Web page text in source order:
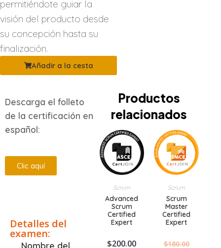
permitiéndote guiar la
visión del producto desde
su concepción hasta su
finalización.
Añadir a la cesta
Descarga el folleto
de la certificación en
español:
Clic aquí
Detalles del
examen:
Nombre del
Productos
relacionados
Scrum
Advanced
Scrum
Certified
Expert
$200.00
Scrum
Scrum
Master
Certified
Expert
$180.00